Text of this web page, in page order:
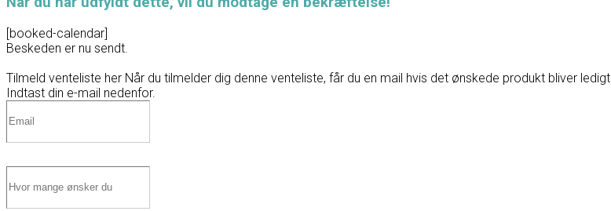
[booked-calendar]
Beskeden er nu sendt.
Tilmeld venteliste her Når du tilmelder dig denne venteliste, får du en mail hvis det ønskede produkt bliver ledigt.
Indtast din e-mail nedenfor.